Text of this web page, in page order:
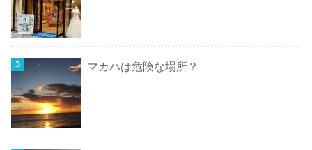
マカハは危険な場所？